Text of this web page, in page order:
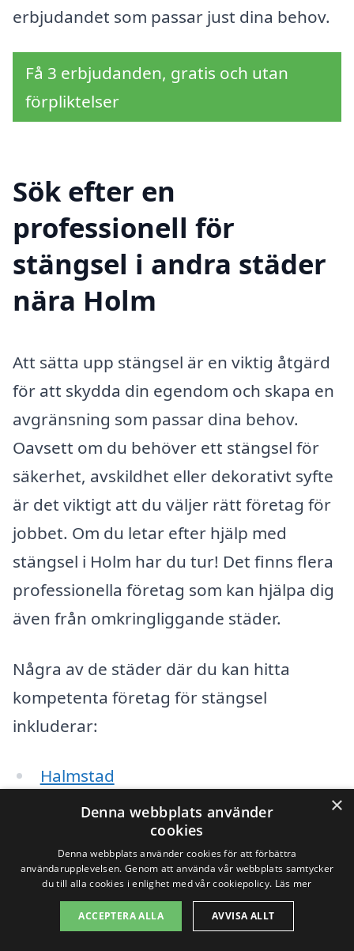
erbjudandet som passar just dina behov.
Få 3 erbjudanden, gratis och utan
förpliktelser
Sök efter en
professionell för
stängsel i andra städer
nära Holm
Att sätta upp stängsel är en viktig åtgärd
för att skydda din egendom och skapa en
avgränsning som passar dina behov.
Oavsett om du behöver ett stängsel för
säkerhet, avskildhet eller dekorativt syfte
är det viktigt att du väljer rätt företag för
jobbet. Om du letar efter hjälp med
stängsel i Holm har du tur! Det finns flera
professionella företag som kan hjälpa dig
även från omkringliggande städer.
Några av de städer där du kan hitta
kompetenta företag för stängsel
inkluderar:
Halmstad
Forsheda
Åled
Falkenberg
Hjärnarp
×
Denna webbplats använder
cookies
Denna webbplats använder cookies för att förbättra
användarupplevelsen. Genom att använda vår webbplats samtycker
du till alla cookies i enlighet med vår cookiepolicy. Läs mer
ACCEPTERA ALLA AVVISA ALLT